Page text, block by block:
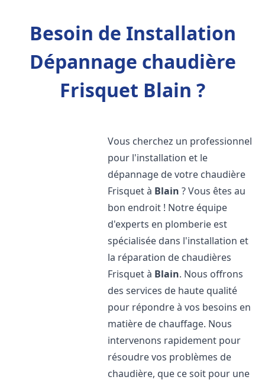
Besoin de Installation
Dépannage chaudière
Frisquet Blain ?
Vous cherchez un professionnel
pour l'installation et le
dépannage de votre chaudière
Frisquet à Blain ? Vous êtes au
bon endroit ! Notre équipe
d'experts en plomberie est
spécialisée dans l'installation et
la réparation de chaudières
Frisquet à Blain. Nous offrons
des services de haute qualité
pour répondre à vos besoins en
matière de chauffage. Nous
intervenons rapidement pour
résoudre vos problèmes de
chaudière, que ce soit pour une